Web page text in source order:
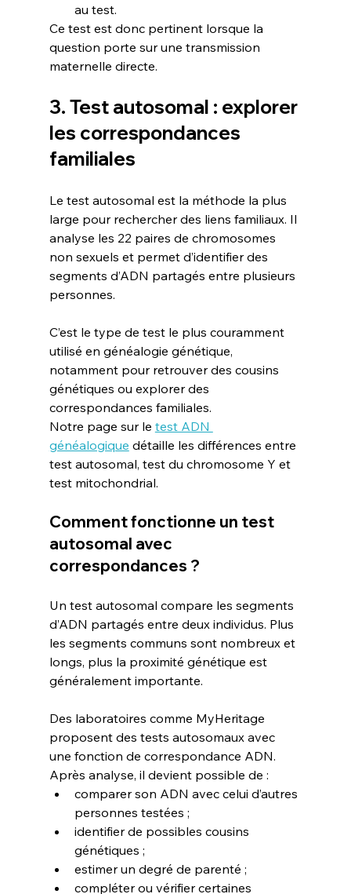
au test.
Ce test est donc pertinent lorsque la
question porte sur une transmission
maternelle directe.
3. Test autosomal : explorer
les correspondances
familiales
Le test autosomal est la méthode la plus
large pour rechercher des liens familiaux. Il
analyse les 22 paires de chromosomes
non sexuels et permet d’identifier des
segments d’ADN partagés entre plusieurs
personnes.
C’est le type de test le plus couramment
utilisé en généalogie génétique,
notamment pour retrouver des cousins
génétiques ou explorer des
correspondances familiales.
Notre page sur le test ADN
généalogique détaille les différences entre
test autosomal, test du chromosome Y et
test mitochondrial.
Comment fonctionne un test
autosomal avec
correspondances ?
Un test autosomal compare les segments
d’ADN partagés entre deux individus. Plus
les segments communs sont nombreux et
longs, plus la proximité génétique est
généralement importante.
Des laboratoires comme MyHeritage
proposent des tests autosomaux avec
une fonction de correspondance ADN.
Après analyse, il devient possible de :
comparer son ADN avec celui d’autres
personnes testées ;
identifier de possibles cousins
génétiques ;
estimer un degré de parenté ;
compléter ou vérifier certaines